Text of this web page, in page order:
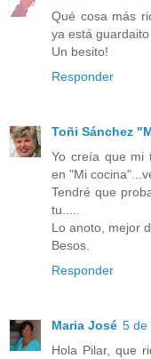
Qué cosa más
ya está
Un besito!
Responder
Toñi Sánchez
Yo creía que mi
en "Mi
Tendré que
tu.....
Lo anoto, mejor
Besos.
Responder
Maria José 5 de
Hola Pilar, que